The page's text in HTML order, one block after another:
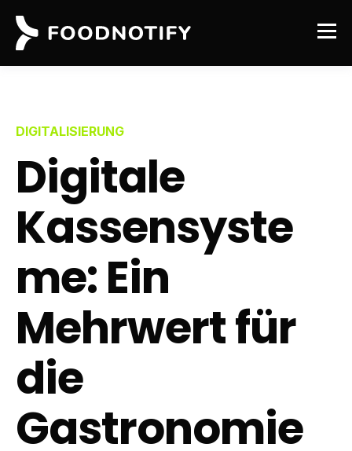
DIGITALISIERUNG
Digitale
Kassensyste
me: Ein
Mehrwert für
die
Gastronomie